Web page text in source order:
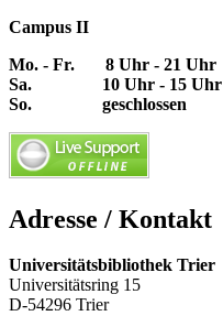
Campus II
Mo. - Fr. 8 Uhr - 21 Uhr
Sa. 10 Uhr - 15 Uhr
So. geschlossen
Adresse / Kontakt
Universitätsbibliothek Trier
Universitätsring 15
D-54296 Trier